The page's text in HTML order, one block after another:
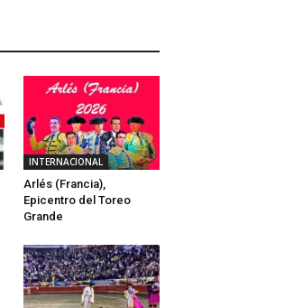
INTERNACIONAL
Arlés (Francia),
Epicentro del Toreo
Grande